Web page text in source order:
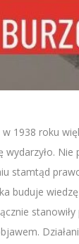
1938 roku
wydarzyło.
stamtąd
buduje